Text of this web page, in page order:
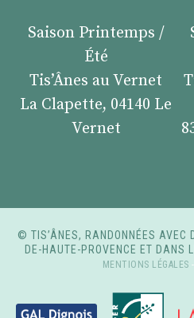
Saison Printemps /
Été
Tis’Ânes au Vernet
La Clapette, 04140 Le
Vernet
© TIS’ÂNES, RANDONNÉES AVEC
DE-HAUTE-PROVENCE ET DANS
MENTIONS LÉGALES -